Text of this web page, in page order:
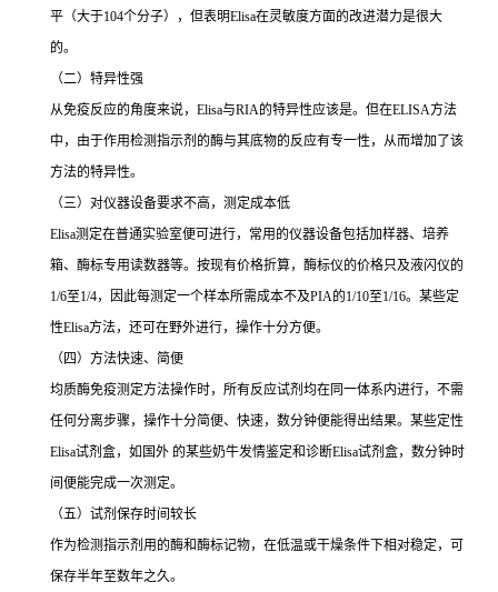
平（大于104个分子），但表明Elisa在灵敏度方面的改进潜力是很大
的。
（二）特异性强
从免疫反应的角度来说， Elisa与RIA的特异性应该是。但在ELISA方法
中，由于作用检测指示剂的酶与其底物的反应有专一性，从而增加了该
方法的特异性。
（三）对仪器设备要求不高，测定成本低
Elisa测定在普通实验室便可进行，常用的仪器设备包括加样器、培养
箱、酶标专用读数器等。按现有价格折算，酶标仪的价格只及液闪仪的
1/6至1/4，因此每测定一个样本所需成本不及PIA的1/10至1/16。某些定
性Elisa方法，还可在野外进行，操作十分方便。
（四）方法快速、简便
均质酶免疫测定方法操作时，所有反应试剂均在同一体系内进行，不需
任何分离步骤，操作十分简便、快速，数分钟便能得出结果。某些定性
Elisa试剂盒，如国外 的某些奶牛发情鉴定和诊断Elisa试剂盒，数分钟时
间便能完成一次测定。
（五）试剂保存时间较长
作为检测指示剂用的酶和酶标记物，在低温或干燥条件下相对稳定，可
保存半年至数年之久。